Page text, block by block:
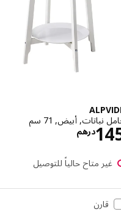
أبيض, 71 سم
درهمالاسعار درهم 145
متاح حالياً للتوصيل
قارن